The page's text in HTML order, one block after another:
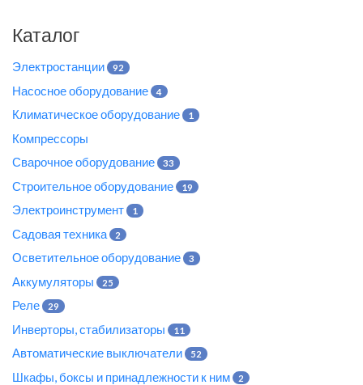
Каталог
Электростанции 92
Насосное оборудование 4
Климатическое оборудование 1
Компрессоры
Сварочное оборудование
33
Строительное оборудование 19
Электроинструмент 1
Садовая техника 2
Осветительное оборудование 3
Аккумуляторы 25
Реле 29
Инверторы, стабилизаторы 11
Автоматические выключатели 52
Шкафы, боксы и принадлежности к ним 2